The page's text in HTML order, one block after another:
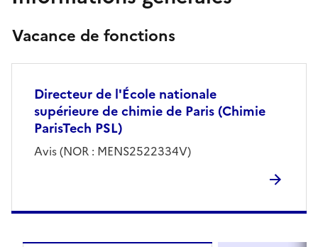
Vacance de fonctions
Directeur de l'École nationale
supérieure de chimie de Paris (Chimie
ParisTech PSL)
Avis (NOR : MENS2522334V)